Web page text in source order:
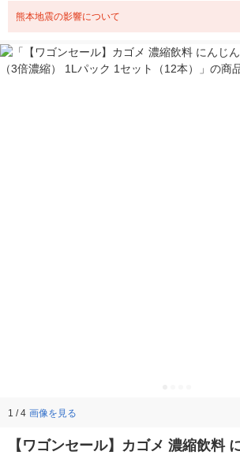
熊本地震の影響について
1 / 4 画像を見る
【ワゴンセール】カゴメ 濃縮飲料